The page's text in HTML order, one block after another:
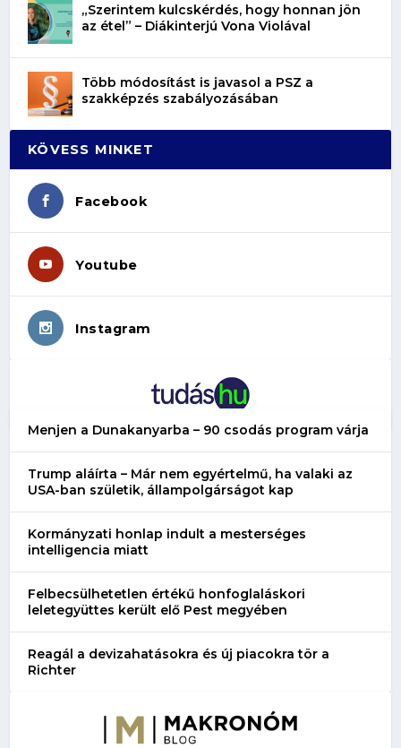
„Szerintem kulcskérdés, hogy honnan jön
az étel” – Diákinterjú Vona Violával
Több módosítást is javasol a PSZ a
szakképzés szabályozásában
KÖVESS MINKET
Facebook
Youtube
Instagram
Menjen a Dunakanyarba – 90 csodás program várja
Trump aláírta – Már nem egyértelmű, ha valaki az
USA-ban születik, állampolgárságot kap
Kormányzati honlap indult a mesterséges
intelligencia miatt
Felbecsülhetetlen értékű honfoglaláskori
leletegyüttes került elő Pest megyében
Reagál a devizahatásokra és új piacokra tör a
Richter